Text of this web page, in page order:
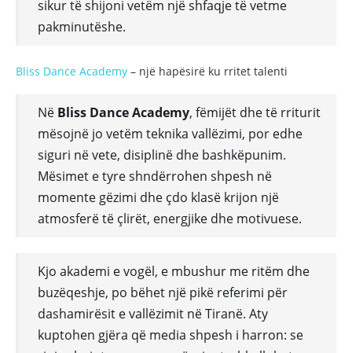
sikur të shijoni vetëm një shfaqje të vetme
pakminutëshe.
Bliss Dance Academy – një hapësirë ku rritet talenti
Në Bliss Dance Academy, fëmijët dhe të rriturit
mësojnë jo vetëm teknika vallëzimi, por edhe
siguri në vete, disiplinë dhe bashkëpunim.
Mësimet e tyre shndërrohen shpesh në
momente gëzimi dhe çdo klasë krijon një
atmosferë të çlirët, energjike dhe motivuese.
Kjo akademi e vogël, e mbushur me ritëm dhe
buzëqeshje, po bëhet një pikë referimi për
dashamirësit e vallëzimit në Tiranë. Aty
kuptohen gjëra që media shpesh i harron: se